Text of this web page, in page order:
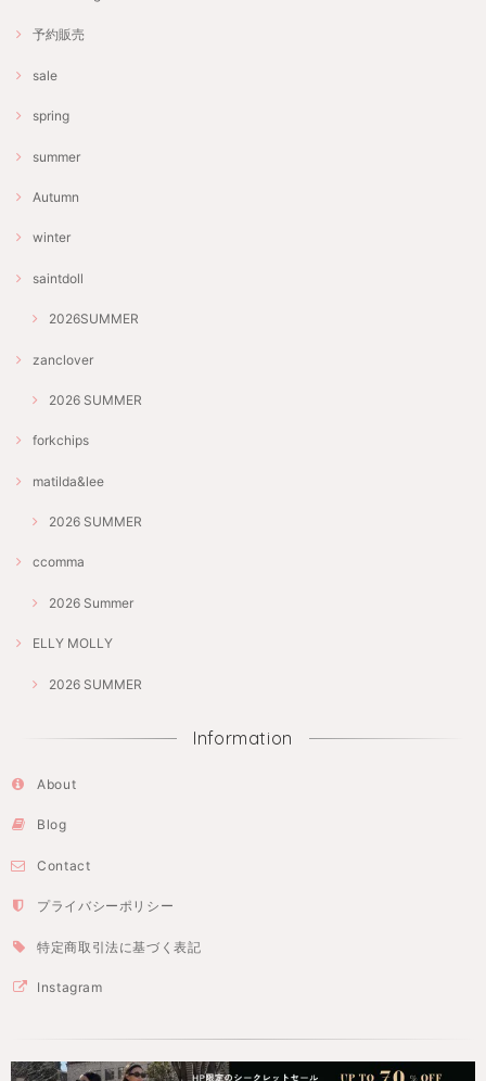
予約販売
sale
spring
summer
Autumn
winter
saintdoll
2026SUMMER
zanclover
2026 SUMMER
forkchips
matilda&lee
2026 SUMMER
ccomma
2026 Summer
ELLY MOLLY
2026 SUMMER
Information
About
Blog
Contact
プライバシーポリシー
特定商取引法に基づく表記
Instagram